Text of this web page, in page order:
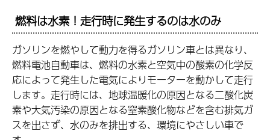
燃料は水素！走行時に発生するのは水のみ
ガソリンを燃やして動力を得るガソリン車とは異なり、
燃料電池自動車は、燃料の水素と空気中の酸素の化学反
応によって発生した電気によりモーターを動かして走行
します。走行時には、地球温暖化の原因となる二酸化炭
素や大気汚染の原因となる窒素酸化物などを含む排気ガ
スを出さず、水のみを排出する、環境にやさしい車で